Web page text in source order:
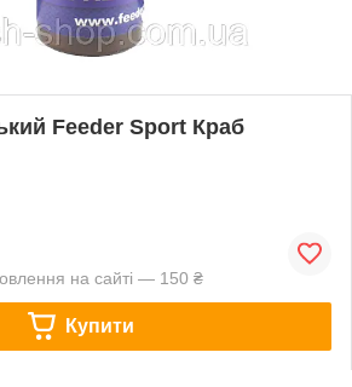
Feeder Sport Краб
на сайті — 150 ₴
Купити